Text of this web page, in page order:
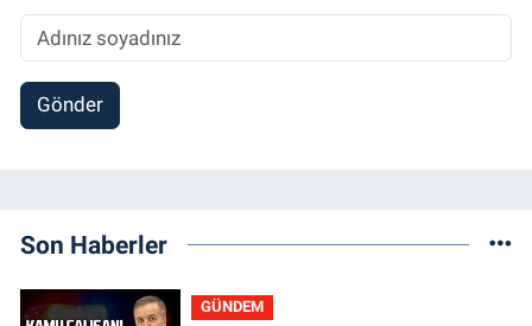
Gönder
Son Haberler
GÜNDEM